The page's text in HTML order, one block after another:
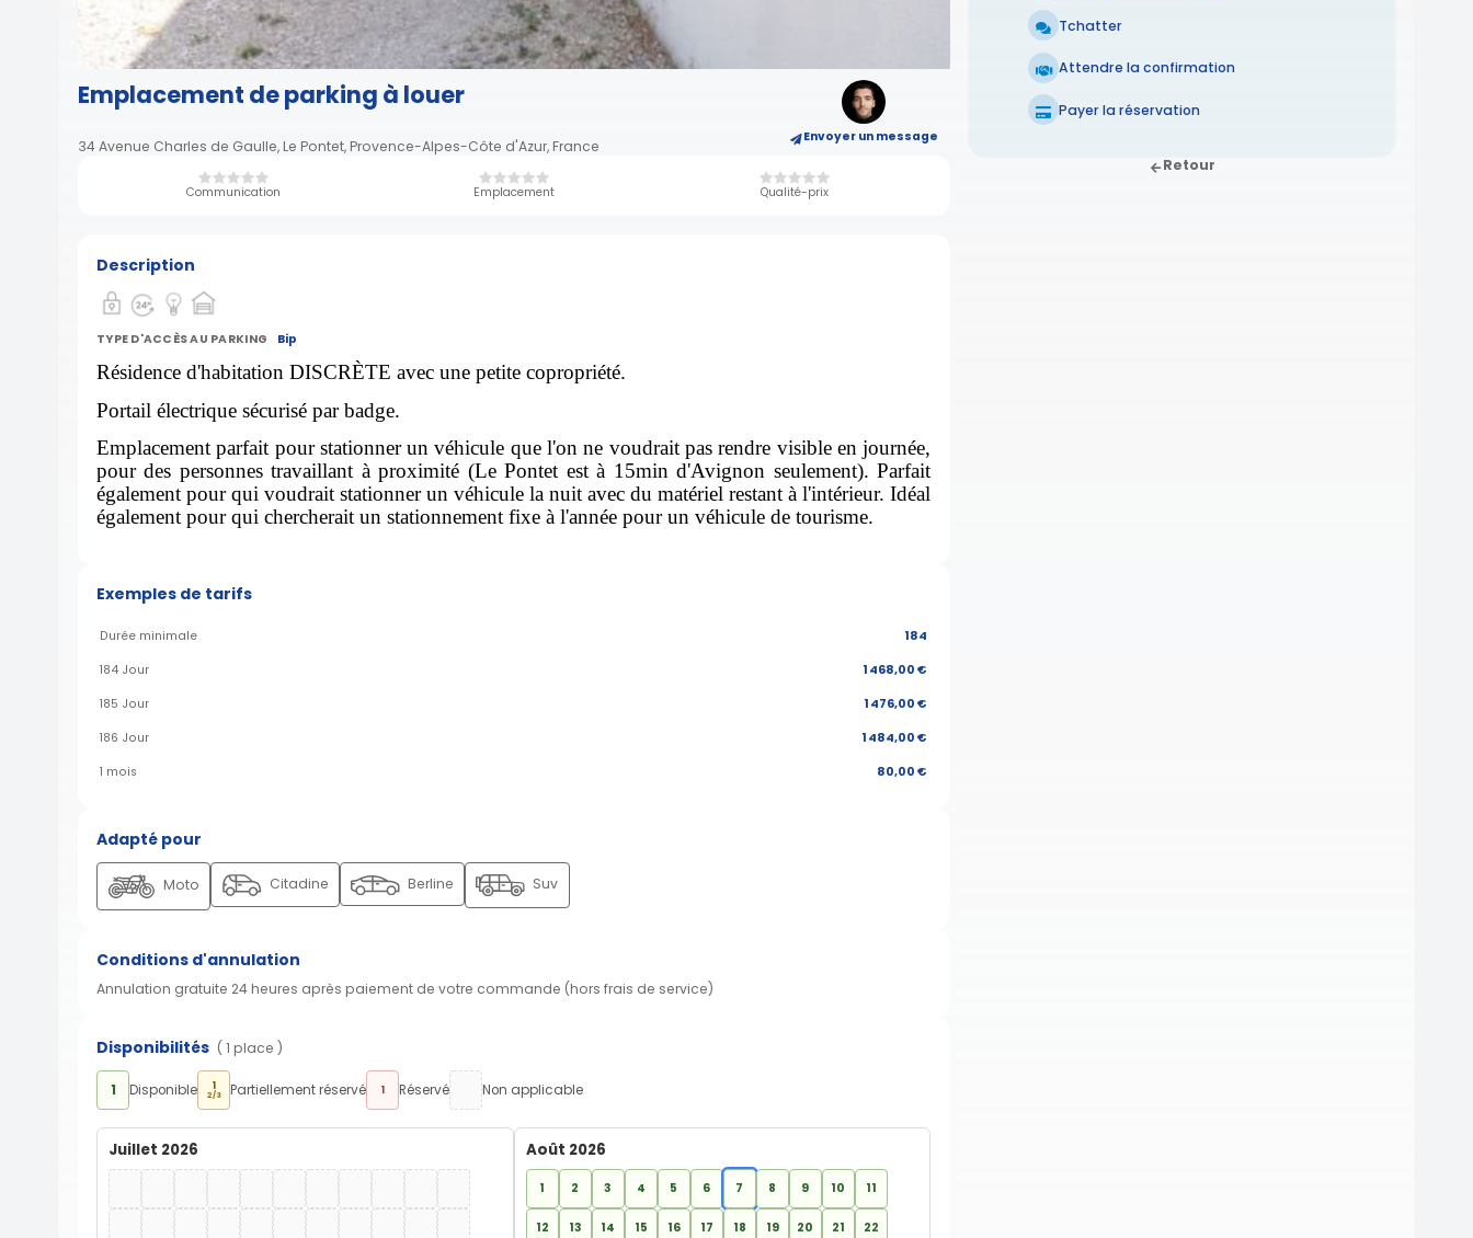
Emplacement de parking à louer
34 Avenue Charles de Gaulle, Le Pontet, Provence-Alpes-Côte d'Azur, France Envoyer un message
Communication Emplacement Qualité-prix
Tchatter
Attendre la confirmation
Payer la réservation
Retour
Description
TYPE D'ACCÈS AU PARKING Bip
Résidence d'habitation DISCRÈTE avec une petite copropriété.
Portail électrique sécurisé par badge.
Emplacement parfait pour stationner un véhicule que l'on ne voudrait pas rendre visible en journée,
pour des personnes travaillant à proximité (Le Pontet est à 15min d'Avignon seulement). Parfait
également pour qui voudrait stationner un véhicule la nuit avec du matériel restant à l'intérieur. Idéal
également pour qui chercherait un stationnement fixe à l'année pour un véhicule de tourisme.
Exemples de tarifs
Durée minimale 184
184 Jour 1 468,00 €
185 Jour 1 476,00 €
186 Jour 1 484,00 €
1 mois 80,00 €
Adapté pour
Moto Citadine Berline Suv
Conditions d'annulation
Annulation gratuite 24 heures après paiement de votre commande (hors frais de service)
Disponibilités ( 1 place )
1 Disponible 1
2/3 Partiellement réservé 1 Réservé Non applicable
Juillet 2026 Août 2026
1 2 3 4 5 6 7 8 9 10 11
12 13 14 15 16 17 18 19 20 21 22